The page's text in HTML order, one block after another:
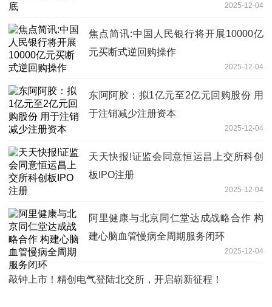
2025-12-04
焦点简讯:中国人民银行将开展10000亿
元买断式逆回购操作
2025-12-04
东阿阿胶：拟1亿元至2亿元回购股份 用
于注销减少注册资本
2025-12-04
天天快报!证监会同意恒运昌上交所科创
板IPO注册
2025-12-04
阿里健康与北京同仁堂达成战略合作 构
建心脑血管慢病全周期服务闭环
2025-12-04
敲钟上市！精创电气登陆北交所，开启崭新征程！